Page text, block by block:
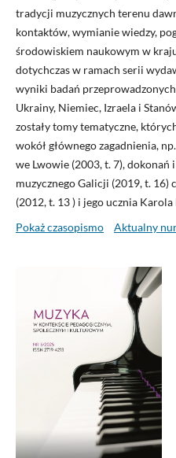
tradycji muzycznych terenu
kontaktów, wymianie wiedzy,
środowiskiem naukowym w
dotychczas w ramach serii
wyniki badań
Ukrainy, Niemiec, Izraela i
zostały tomy tematyczne,
wokół głównego zagadnienia,
we Lwowie (2003, t. 7),
muzycznego Galicji (2019, t. 16)
(2012, t. 13 ) i jego ucznia
Pokaż czasopismo
Aktualny